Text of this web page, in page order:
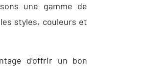
une gamme de
styles, couleurs et
d’offrir un bon